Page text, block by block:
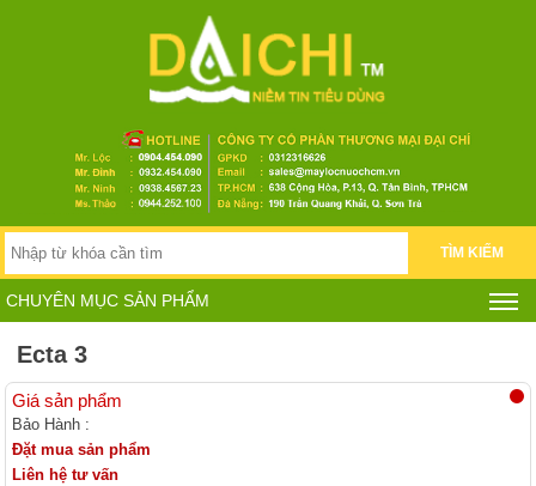
TÌM KIẾM
CHUYÊN MỤC SẢN PHẨM
Ecta 3
Giá sản phẩm
Bảo Hành :
Đặt mua sản phẩm
Liên hệ tư vấn